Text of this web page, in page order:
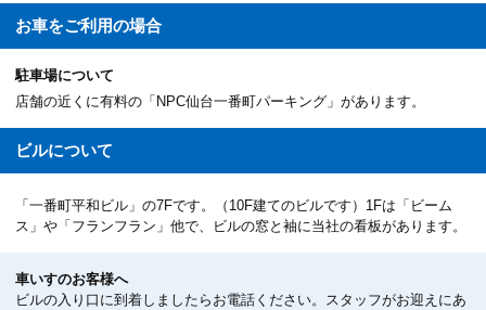
お車をご利用の場合
駐車場について
店舗の近くに有料の「NPC仙台一番町パーキング」があります。
ビルについて
「一番町平和ビル」の7Fです。（10F建てのビルです）1Fは「ビーム
ス」や「フランフラン」他で、ビルの窓と袖に当社の看板があります。
車いすのお客様へ
ビルの入り口に到着しましたらお電話ください。スタッフがお迎えにあ